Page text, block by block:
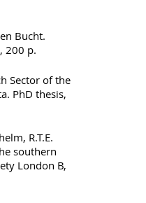
Bucht.
200 p.
Sector of the
PhD thesis,
R.T.E.
southern
London B,